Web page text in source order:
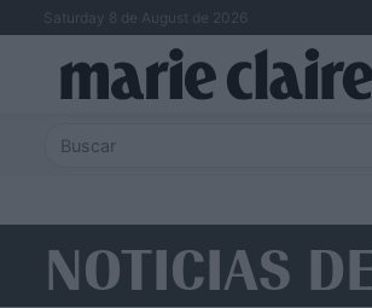
Saturday 8 de August de 2026
NOTICIAS